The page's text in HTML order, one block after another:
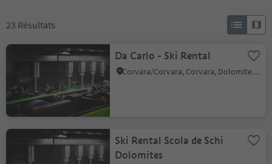
23 Résultats
Da Carlo - Ski Rental
Corvara/Corvara, Corvara, Dolomites Region Alta Badia
Ski Rental Scola de Schi
Dolomites